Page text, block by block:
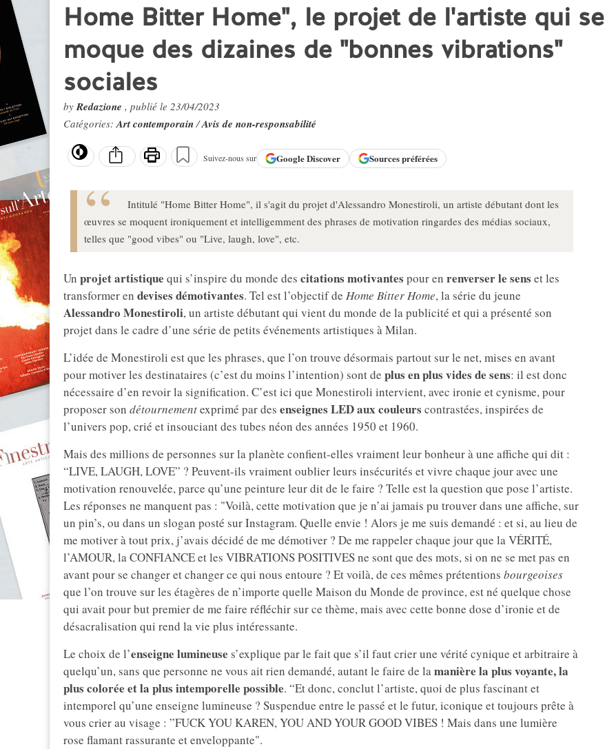
Home Bitter Home", le projet de l'artiste qui se
moque des dizaines de "bonnes vibrations"
sociales
byRedazione , publié le 23/04/2023
Catégories:Art contemporain/Avis de non-responsabilité
Suivez-nous sur GoogleDiscover Sources préférées
Intitulé "Home Bitter Home", il s'agit du projet d'Alessandro Monestiroli, un artiste débutant dont les
œuvres se moquent ironiquement et intelligemment des phrases de motivation ringardes des médias sociaux,
telles que "good vibes" ou "Live, laugh, love", etc.
Un projet artistique qui s’inspire du monde des citations motivantes pour en renverser le sens et les
transformer en devises démotivantes. Tel est l’objectif de Home Bitter Home, la série du jeune
Alessandro Monestiroli, un artiste débutant qui vient du monde de la publicité et qui a présenté son
projet dans le cadre d’une série de petits événements artistiques à Milan.
L’idée de Monestiroli est que les phrases, que l’on trouve désormais partout sur le net, mises en avant
pour motiver les destinataires (c’est du moins l’intention) sont de plus en plus vides de sens: il est donc
nécessaire d’en revoir la signification. C’est ici que Monestiroli intervient, avec ironie et cynisme, pour
proposer son détournementexprimé par des enseignes LED aux couleurs contrastées, inspirées de
l’univers pop, crié et insouciant des tubes néon des années 1950 et 1960.
Mais des millions de personnes sur la planète confient-elles vraiment leur bonheur à une affiche qui dit :
“LIVE, LAUGH, LOVE” ? Peuvent-ils vraiment oublier leurs insécurités et vivre chaque jour avec une
motivation renouvelée, parce qu’une peinture leur dit de le faire ? Telle est la question que pose l’artiste.
Les réponses ne manquent pas : "Voilà, cette motivation que je n’ai jamais pu trouver dans une affiche, sur
un pin’s, ou dans un slogan posté sur Instagram. Quelle envie ! Alors je me suis demandé : et si, au lieu de
me motiver à tout prix, j’avais décidé de me démotiver ? De me rappeler chaque jour que la VÉRITÉ,
l’AMOUR, la CONFIANCE et les VIBRATIONS POSITIVES ne sont que des mots, si on ne se met pas en
avant pour se changer et changer ce qui nous entoure ? Et voilà, de ces mêmes prétentions bourgeoises
que l’on trouve sur les étagères de n’importe quelle Maison du Monde de province, est né quelque chose
qui avait pour but premier de me faire réfléchir sur ce thème, mais avec cette bonne dose d’ironie et de
désacralisation qui rend la vie plus intéressante.
Le choix de l’enseigne lumineuse s’explique par le fait que s’il faut crier une vérité cynique et arbitraire à
quelqu’un, sans que personne ne vous ait rien demandé, autant le faire de lamanière la plus voyante, la
plus colorée et la plus intemporelle possible. “Et donc, conclut l’artiste, quoi de plus fascinant et
intemporel qu’une enseigne lumineuse ? Suspendue entre le passé et le futur, iconique et toujours prête à
vous crier au visage : ”FUCK YOU KAREN, YOU AND YOUR GOOD VIBES ! Mais dans une lumière
rose flamant rassurante et enveloppante".